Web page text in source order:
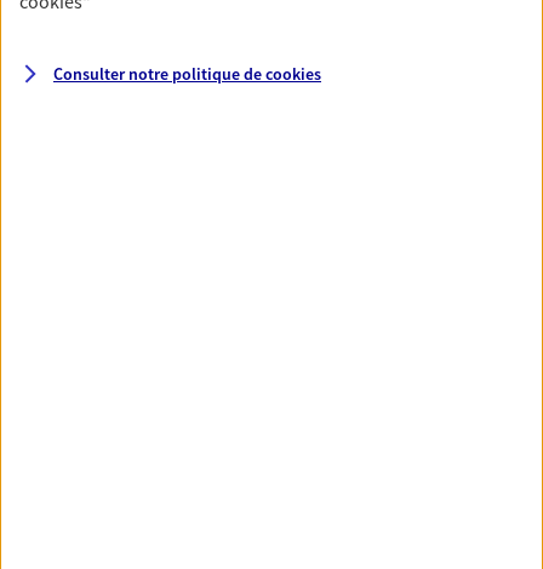
Découvrir l'offre Multirisque Entreprise
Consulter notre politique decookies